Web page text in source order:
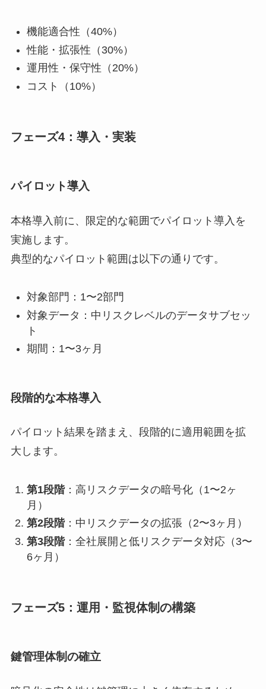
機能適合性（40%）
性能・拡張性（30%）
運用性・保守性（20%）
コスト（10%）
フェーズ4：導入・実装
パイロット導入
本格導入前に、限定的な範囲でパイロット導入を
実施します。
典型的なパイロット範囲は以下の通りです。
対象部門：1〜2部門
対象データ：中リスクレベルのデータサブセッ
ト
期間：1〜3ヶ月
段階的な本格導入
パイロット結果を踏まえ、段階的に適用範囲を拡
大します。
第1段階：高リスクデータの暗号化（1〜2ヶ
月）
第2段階：中リスクデータの拡張（2〜3ヶ月）
第3段階：全社展開と低リスクデータ対応（3〜
6ヶ月）
フェーズ5：運用・監視体制の構築
鍵管理体制の確立